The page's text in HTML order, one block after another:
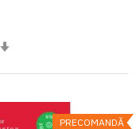
PRECOMANDĂ